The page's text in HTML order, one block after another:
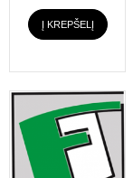
Į KREPŠELĮ